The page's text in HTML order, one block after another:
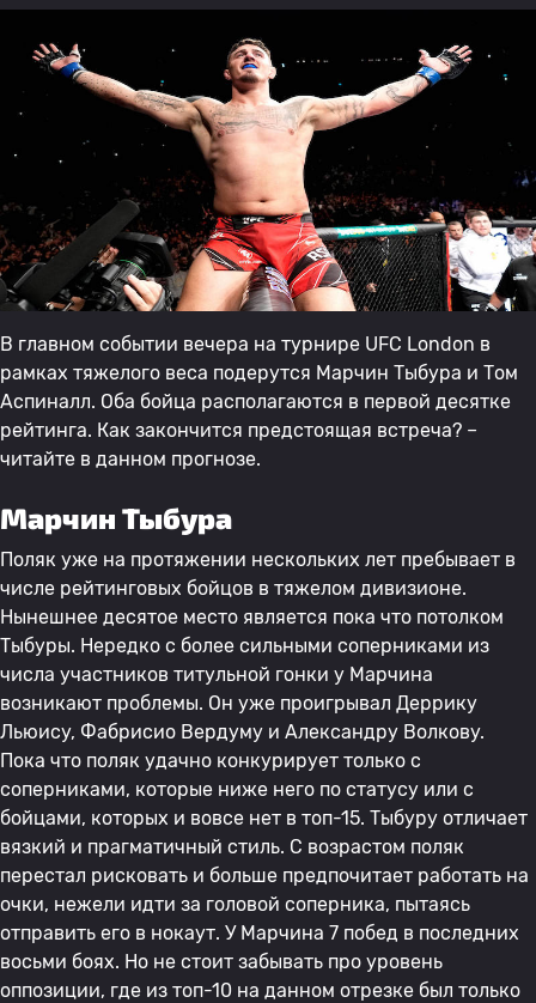
В главном событии вечера на турнире UFC London в
рамках тяжелого веса подерутся Марчин Тыбура и Том
Аспиналл. Оба бойца располагаются в первой десятке
рейтинга. Как закончится предстоящая встреча? –
читайте в данном прогнозе.
Марчин Тыбура
Поляк уже на протяжении нескольких лет пребывает в
числе рейтинговых бойцов в тяжелом дивизионе.
Нынешнее десятое место является пока что потолком
Тыбуры. Нередко с более сильными соперниками из
числа участников титульной гонки у Марчина
возникают проблемы. Он уже проигрывал Деррику
Льюису, Фабрисио Вердуму и Александру Волкову.
Пока что поляк удачно конкурирует только с
соперниками, которые ниже него по статусу или с
бойцами, которых и вовсе нет в топ-15. Тыбуру отличает
вязкий и прагматичный стиль. С возрастом поляк
перестал рисковать и больше предпочитает работать на
очки, нежели идти за головой соперника, пытаясь
отправить его в нокаут. У Марчина 7 побед в последних
восьми боях. Но не стоит забывать про уровень
оппозиции, где из топ-10 на данном отрезке был только